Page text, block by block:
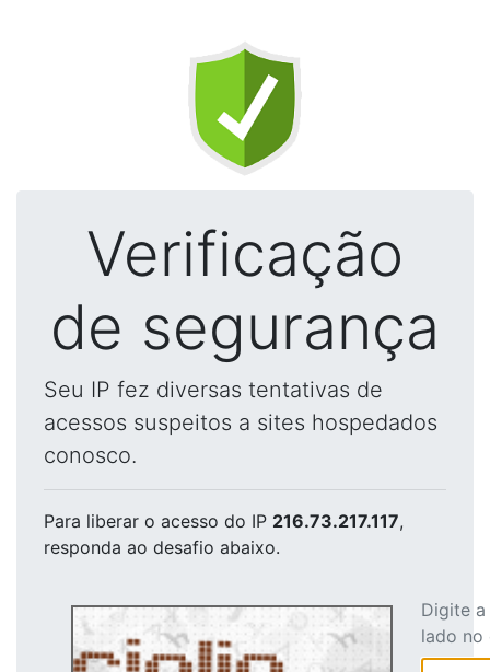
Verificação
de segurança
Seu IP fez diversas tentativas de
acessos suspeitos a sites hospedados
conosco.
Para liberar o acesso do IP 216.73.217.117,
responda ao desafio abaixo.
Digite
lado no